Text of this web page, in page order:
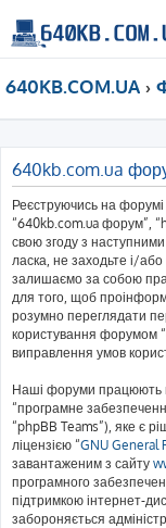
640KB.COM.UA
640kb.com.ua
Реєструючись на
“640kb.com.ua форум”,
свою згоду з
ласка, не заходьте і/
залишаємо за собою
для того, щоб
розумно переглядати
користування форумом
виправлення умов
Наші форуми працюють
“програмне
“phpBB Teams”), яке є
ліцензією “GNU General
завантаженим з сайту
програмного
підтримкою інтернет-
забороняється